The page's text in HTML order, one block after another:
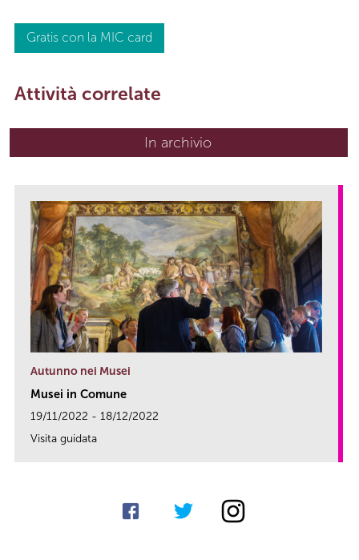
Gratis con la MIC card
Attività correlate
In archivio
Autunno nei Musei
Musei in Comune
19/11/2022 - 18/12/2022
Visita guidata